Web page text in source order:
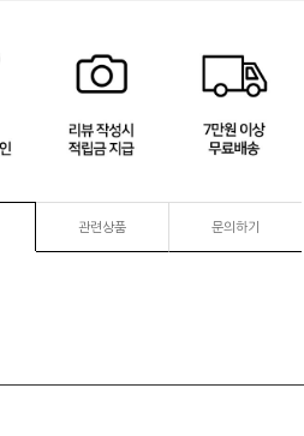
관련상품 문의하기